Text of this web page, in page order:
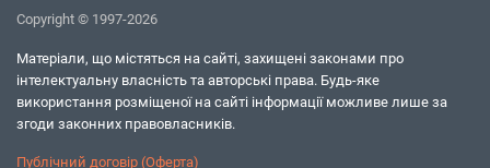
Copyright © 1997-2026
Матеріали, що містяться на сайті, захищені законами про
інтелектуальну власність та авторські права. Будь-яке
використання розміщеної на сайті інформації можливе лише за
згоди законних правовласників.
Публічний договір (Оферта)